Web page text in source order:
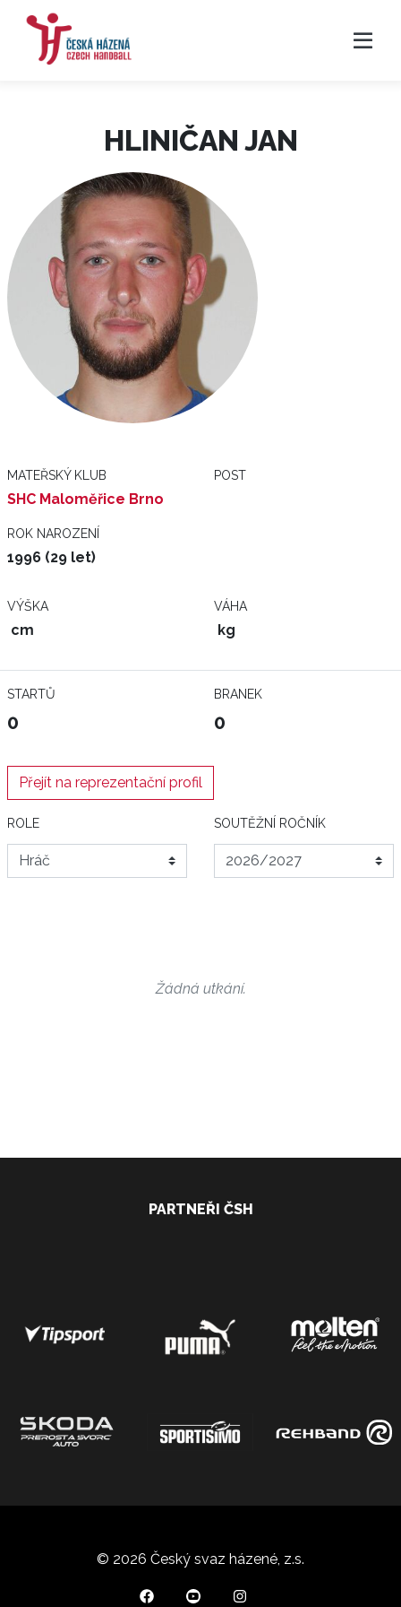
HLINIČAN JAN
MATEŘSKÝ KLUB
SHC Maloměřice Brno
POST
ROK NAROZENÍ
1996 (29 let)
VÝŠKA
cm
VÁHA
kg
STARTŮ
0
BRANEK
0
Přejít na reprezentační profil
ROLE SOUTĚŽNÍ ROČNÍK
Žádná utkání.
PARTNEŘI ČSH
© 2026 Český svaz házené, z.s.